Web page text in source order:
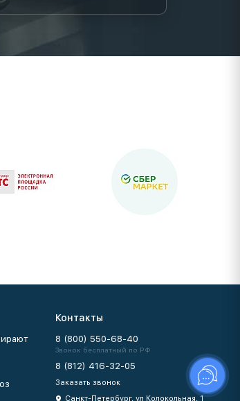
Контакты
8 (800) 550-68-40
Звонок бесплатный по РФ
8 (812) 416-32-05
Заказать звонок
Санкт-Петербург, ул Колокольная, 1